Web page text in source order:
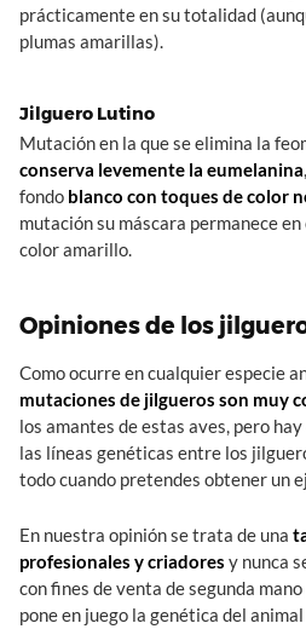
prácticamente en su totalidad
plumas amarillas).
Jilguero Lutino
Mutación en la que se elimina la
conserva levemente la eumelanina
fondo blanco con toques de color
mutación su máscara permanece
color amarillo.
Opiniones de los
Como ocurre en cualquier especie
mutaciones de jilgueros son muy
los amantes de estas aves, pero
las líneas genéticas entre los
todo cuando pretendes obtener un
En nuestra opinión se trata de una
profesionales y criadores y nunca
con fines de venta de segunda
pone en juego la genética del